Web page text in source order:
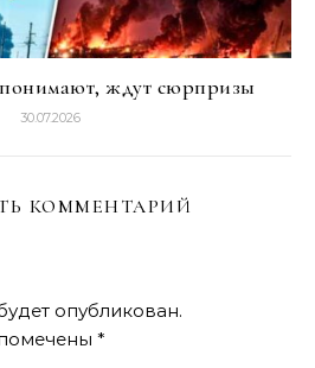
ждут сюрпризы
30.07.2026
КОММЕНТАРИЙ
опубликован.
*